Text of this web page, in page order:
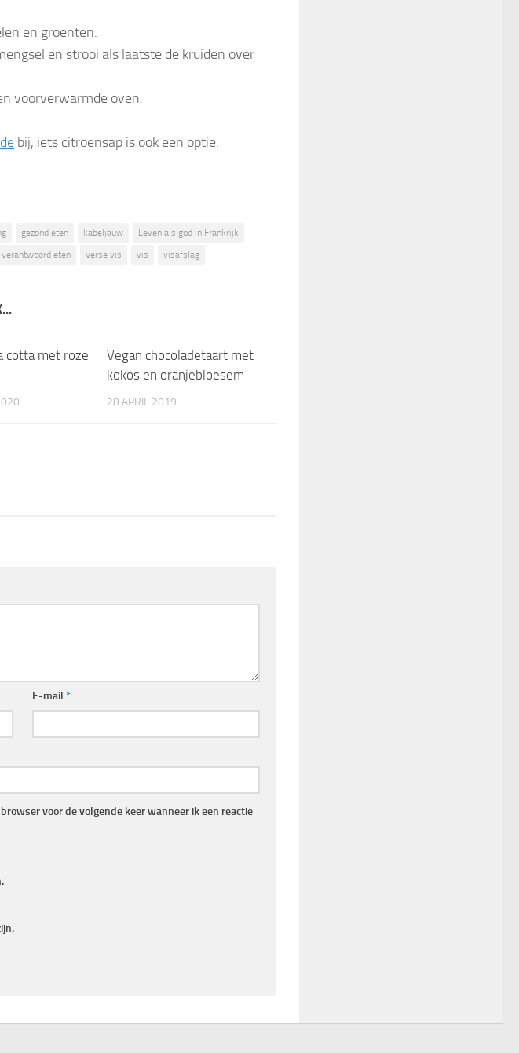
en groenten.
en strooi als laatste de kruiden over
voorverwarmde oven.
bij, iets citroensap is ook een optie.
gezond eten kabeljauw
Leven als god in Frankrijk
verantwoord eten verse vis vis visafslag
cotta met roze
Vegan chocoladetaart met
kokos en oranjebloesem
28 APRIL 2019
E-mail*
voor de volgende keer wanneer ik een reactie